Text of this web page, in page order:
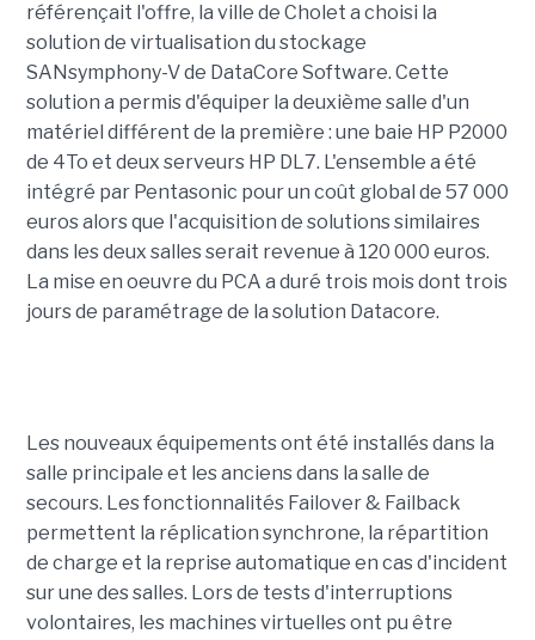
référençait l'offre, la ville de Cholet a choisi la
solution de virtualisation du stockage
SANsymphony-V de DataCore Software. Cette
solution a permis d'équiper la deuxième salle d'un
matériel différent de la première : une baie HP P2000
de 4To et deux serveurs HP DL7. L'ensemble a été
intégré par Pentasonic pour un coût global de 57 000
euros alors que l'acquisition de solutions similaires
dans les deux salles serait revenue à 120 000 euros.
La mise en oeuvre du PCA a duré trois mois dont trois
jours de paramétrage de la solution Datacore.
Les nouveaux équipements ont été installés dans la
salle principale et les anciens dans la salle de
secours. Les fonctionnalités Failover & Failback
permettent la réplication synchrone, la répartition
de charge et la reprise automatique en cas d'incident
sur une des salles. Lors de tests d'interruptions
volontaires, les machines virtuelles ont pu être